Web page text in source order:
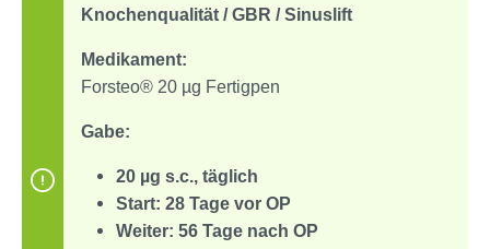
Knochenqualität / GBR / Sinuslift
Medikament:
Forsteo® 20 µg Fertigpen
Gabe:
20 µg s.c., täglich
Start: 28 Tage vor OP
Weiter: 56 Tage nach OP